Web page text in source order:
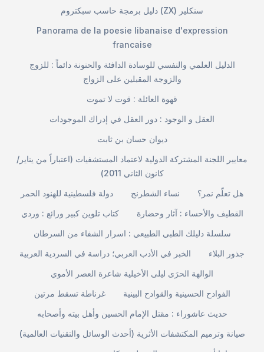
دليل برمجة حاسب سبكتروم (ZX) سنكلير
Panorama de la poesie libanaise d'expression
francaise
الدليل العلمي والنفسي للوسادة الدافئة والحنونة دائماً : للزوج
والزوجة المقبلين على الزواج
قهوة العائلة : قوت لا تموت
العقل و الوجود : دور العقل في إدراك الموجودات
ديوان حسان بن ثابت
معايير اللجنة المشتركة الدولية لاعتماد المستشفيات (اعتباراً من يناير/
كانون الثاني 2011)
دولة فلسطينية للهنود الحمر
نساء الشطرنج
هل تعلّم نمر؟
كتاب تلوين كبير ورائع : وردي
القطيف والأحساء : آثار وحضارة
سلسلة دليلك الطبي الطبيعي : اسرار الشفاء من السرطان
الخبر في الأدب العربي؛ دراسة في السردية العربية
جذور البلاء
الوالهة الحرَى ليلى الأخيلية شاعرة العصر الأموي
غرناطة تسقط مرتين
الفوادح الحسينية والقوادح البينية
حديث عاشوراء : مقتل الإمام الحسين وأهل بيته وأصحابه
صيانة وترميم المكتشفات الأثرية (أحدث الوسائل والتقنيات العالمية)